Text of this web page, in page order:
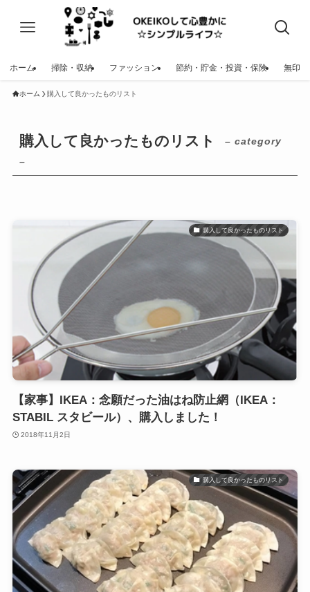
ホーム 掃除・収納 ファッション 節約・貯金・投資・保険 無印
ホーム 購入して良かったものリスト
購入して良かったものリスト
– category
–
購入して良かったものリスト
【家事】IKEA：念願だった油はね防止網（IKEA：
STABIL スタビール）、購入しました！
2018年11月2日
購入して良かったものリスト